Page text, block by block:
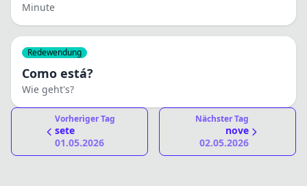
Minute
Redewendung
Como está?
Wie geht's?
Vorheriger Tag
sete
01.05.2026
Nächster Tag
nove
02.05.2026